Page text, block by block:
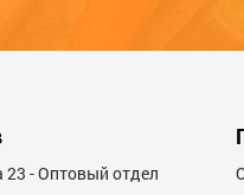
- Оптовый отдел